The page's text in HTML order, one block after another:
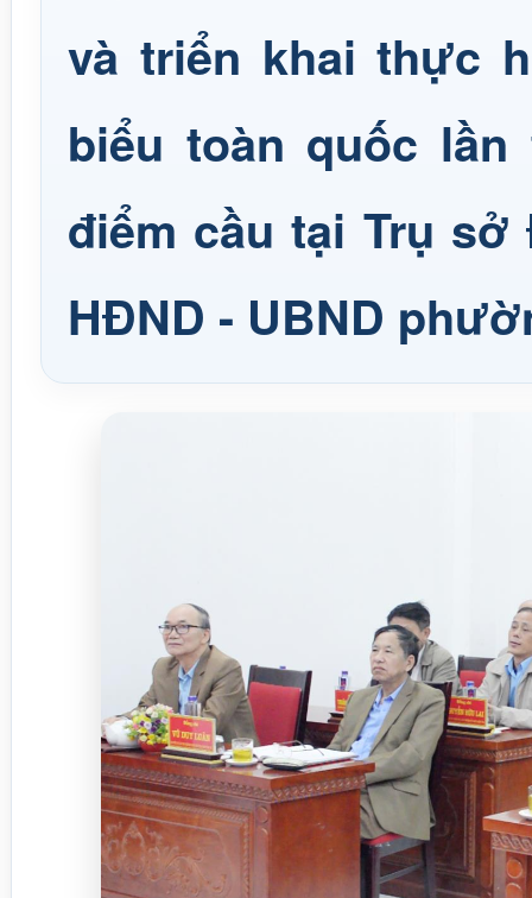
và triển khai thực
biểu toàn quốc
điểm cầu tại Trụ
HĐND - UBND